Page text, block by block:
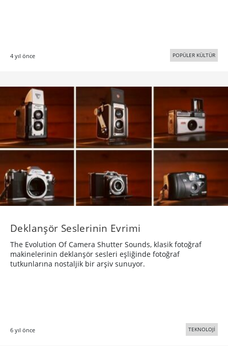
4 yıl önce POPÜLER KÜLTÜR
Deklanşör Seslerinin Evrimi
The Evolution Of Camera Shutter Sounds, klasik fotoğraf
makinelerinin deklanşör sesleri eşliğinde fotoğraf
tutkunlarına nostaljik bir arşiv sunuyor.
6 yıl önce TEKNOLOJİ